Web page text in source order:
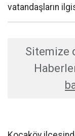
vatandaşların
Sitemize